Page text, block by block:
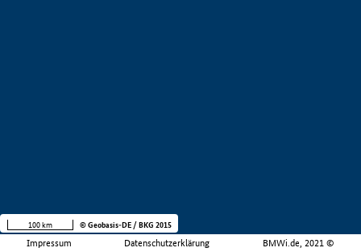
Impressum Datenschutzerklärung BMWi.de, 2021 ©
100 km © Geobasis-DE / BKG 2015